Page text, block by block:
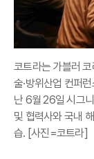
코트라는 가블러
술·방위산업 컨퍼
난 6월 26일 시그
및 협력사와 국내
습. [사진=코트라]